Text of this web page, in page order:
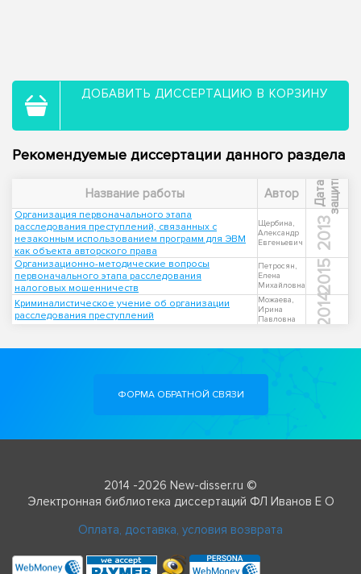
ДОБАВИТЬ ДИССЕРТАЦИЮ В КОРЗИНУ
Рекомендуемые диссертации данного раздела
Название работы Автор Д
а
т
а
з
а
щ
и
т ы
Организация первоначального этапа
расследования преступлений, связанных с
незаконным использованием программ для ЭВМ
как объекта авторского права
Щербина,
Александр
Евгеньевич
2013
Организационно-методические вопросы
первоначального этапа расследования
налоговых мошенничеств
Петросян,
Елена
Михайловна
2015
Криминалистическое учение об организации
расследования преступлений
Можаева,
Ирина
Павловна
2014
ФОРМА ОБРАТНОЙ СВЯЗИ
2014 -2026 New-disser.ru ©
Электронная библиотека диссертаций ФЛ Иванов Е О
Оплата, доставка, условия возврата